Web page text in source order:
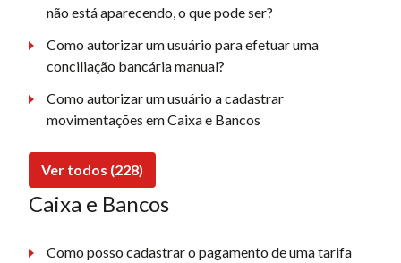
não está aparecendo, o que pode ser?
Como autorizar um usuário para efetuar uma
conciliação bancária manual?
Como autorizar um usuário a cadastrar
movimentações em Caixa e Bancos
Ver todos (228)
Caixa e Bancos
Como posso cadastrar o pagamento de uma tarifa